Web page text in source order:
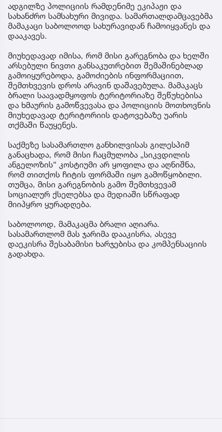
ადგილზე პოლიციის რამდენიმე ეკიპაჟი და
სახანძრო სამსახური მივიდა. სამართალდამცავებმა
მამაკაცი საბოლოოდ სახურავიდან ჩამოიყვანეს და
დააკავეს.
მიუხედავად იმისა, რომ მისი გარეგნობა და ხელში
არსებული ნივთი განსაკუთრებით შემაშინებლად
გამოიყურებოდა, გამოძიების ინფორმაციით,
შემთხვევის დროს არავინ დაშავებულა. მამაკაცს
ბრალი საავადმყოფოს ტერიტორიაზე შეწუხებისა
და ხმაურის გამოწვევასა და პოლიციის მოთხოვნის
მიუხედავად ტერიტორიის დატოვებაზე უარის
თქმაში წაუყენეს.
საქმეზე სასამართლო განხილვისას გილესპიმ
განაცხადა, რომ მისი ჩაცმულობა „სიკვდილის
ანგელოზის“ კოსტიუმი არ ყოფილა და აღნიშნა,
რომ თითქოს ჩიტის ფორმაში იყო გამოწყობილი.
თუმცა, მისი გარეგნობის გამო შემთხვევამ
სოციალურ ქსელებსა და მედიაში სწრაფად
მიიპყრო ყურადღება.
საბოლოოდ, მამაკაცმა ბრალი აღიარა.
სასამართლომ მას ჯარიმა დააკისრა, ასევე
დაეკისრა შესაბამისი ხარჯებისა და კომპენსაციის
გადახდა.